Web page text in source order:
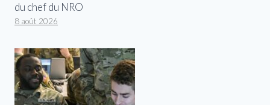
du chef du NRO
8 août 2026